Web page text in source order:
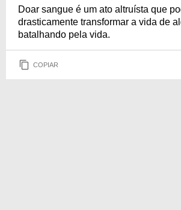
respeito à vida!
Doar sangue é um ato altruísta que
drasticamente transformar a vida de
batalhando pela vida.
COPIAR